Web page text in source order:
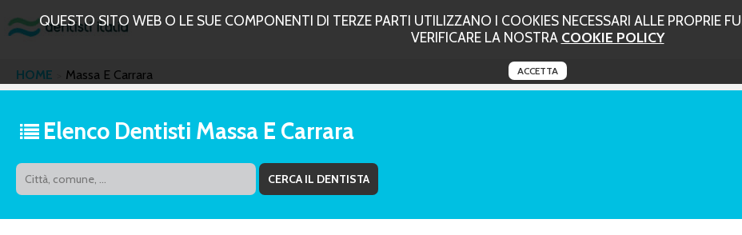
QUESTO SITO WEB O LE SUE COMPONENTI DI TERZE PARTI UTILIZZANO I COOKIES NECESSARI ALLE PROPRIE
VERIFICARE LA NOSTRA COOKIE POLICY
ACCETTA
HOME Massa E Carrara
Elenco Dentisti Massa E Carrara